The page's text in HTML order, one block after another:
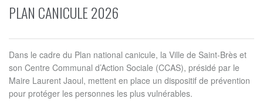
PLAN CANICULE 2026
Dans le cadre du Plan national canicule, la Ville de Saint-Brès et
son Centre Communal d’Action Sociale (CCAS), présidé par le
Maire Laurent Jaoul, mettent en place un dispositif de prévention
pour protéger les personnes les plus vulnérables.